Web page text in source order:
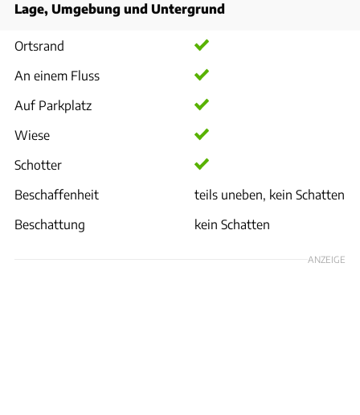
Lage, Umgebung und Untergrund
Ortsrand
An einem Fluss
Auf Parkplatz
Wiese
Schotter
Beschaffenheit
teils uneben, kein Schatten
Beschattung
kein Schatten
ANZEIGE